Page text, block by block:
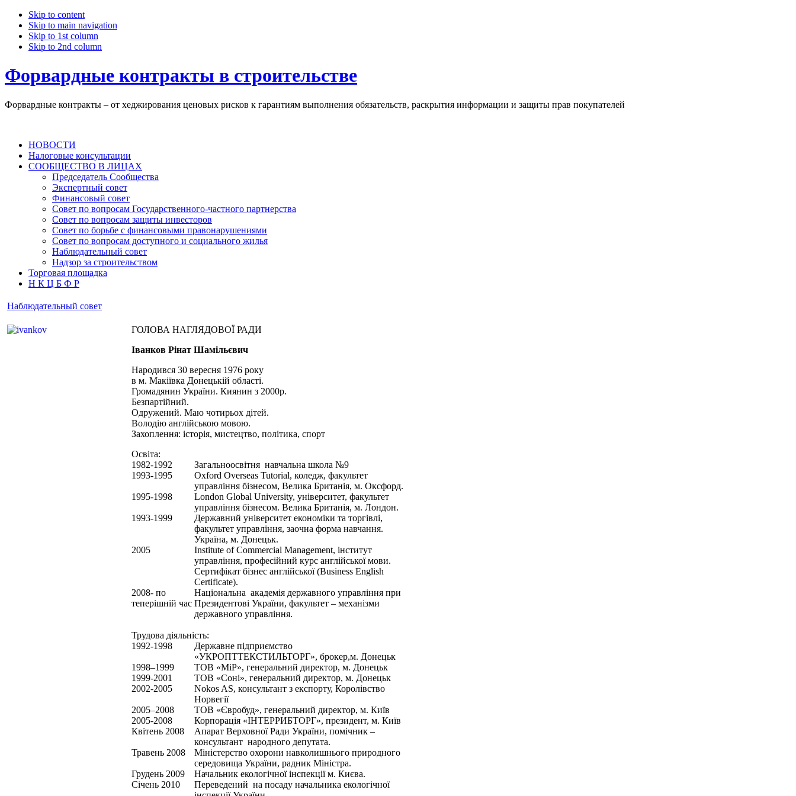
Skip to content
Skip to main navigation
Skip to 1st column
Skip to 2nd column
Форвардные контракты в строительстве
Форвардные контракты – от хеджирования ценовых рисков к гарантиям выполнения обязательств, раскрытия информации и защиты прав покупателей
НОВОСТИ
Налоговые консультации
СООБЩЕСТВО В ЛИЦАХ
Председатель Сообщества
Экспертный совет
Финансовый совет
Совет по вопросам Государственного-частного партнерства
Совет по вопросам защиты инвесторов
Совет по борьбе с финансовыми правонарушениями
Совет по вопросам доступного и социального жилья
Наблюдательный совет
Надзор за строительством
Торговая площадка
Н К Ц Б Ф Р
Наблюдательный совет
ГОЛОВА НАГЛЯДОВОЇ РАДИ
Іванков Рінат Шамільєвич
Народився 30 вересня 1976 року
в м. Макіївка Донецькій області.
Громадянин України. Киянин з 2000р.
Безпартійний.
Одружений. Маю чотирьох дітей.
Володію англійською мовою.
Захоплення: історія, мистецтво, політика, спорт
Освіта:
1982-1992
Загальноосвітня навчальна школа №9
1993-1995
Oxford Overseas Tutorial, коледж, факультет
управління бізнесом, Велика Британія, м. Оксфорд.
1995-1998
London Global University, університет, факультет
управління бізнесом. Велика Британія, м. Лондон.
1993-1999
Державний університет економіки та торгівлі,
факультет управління, заочна форма навчання.
Україна, м. Донецьк.
2005
Institute of Commercial Management, інститут
управління, професійний курс англійської мови.
Сертифікат бізнес англійської (Business English
Certificate).
2008- по
теперішній час
Національна академія державного управління при
Президентові України, факультет – механізми
державного управління.
Трудова діяльність:
1992-1998
Державне підприємство
«УКРОПТТЕКСТИЛЬТОРГ», брокер,м. Донецьк
1998–1999
ТОВ «МіР», генеральний директор, м. Донецьк
1999-2001
ТОВ «Соні», генеральний директор, м. Донецьк
2002-2005
Nokos AS, консультант з експорту, Королівство
Норвегії
2005–2008
ТОВ «Євробуд», генеральний директор, м. Київ
2005-2008
Корпорація «ІНТЕРРИБТОРГ», президент, м. Київ
Квітень 2008
Апарат Верховної Ради України, помічник –
консультант народного депутата.
Травень 2008
Міністерство охорони навколишнього природного
середовища України, радник Міністра.
Грудень 2009
Начальник екологічної інспекції м. Києва.
Січень 2010
Переведений на посаду начальника екологічної